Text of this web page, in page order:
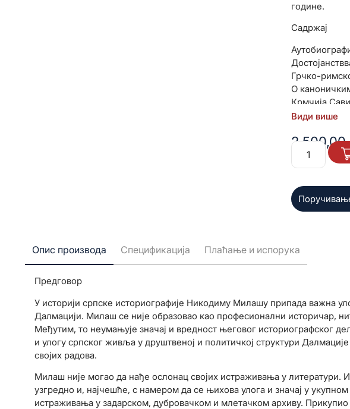
године.
Садржај
Грчко-
О
Крмчија
Св.
Пропаганда,
Брак
Види више
2.500,00
Опис производа Спецификација Плаћање и испорука
Предговор
У историји српске историографије Никодиму Милашу припада важна
Далмацији. Милаш се није образовао као професионални историчар,
Међутим, то неумањује значај и вредност његовог историографског
и улогу српског живља у друштвеној и политичкој структури
својих радова.
Милаш није могао да нађе ослонац својих истраживања у
узгредно и, најчешће, с намером да се њихова улога и значај у
истраживања у задарском, дубровачком и млетачком архиву.